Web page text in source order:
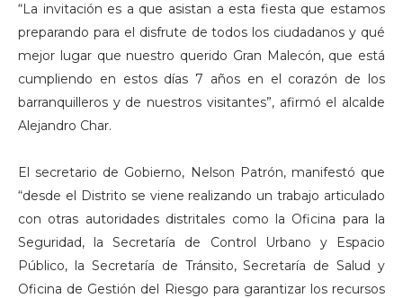
“La invitación es a que asistan a esta fiesta que estamos
preparando para el disfrute de todos los ciudadanos y qué
mejor lugar que nuestro querido Gran Malecón, que está
cumpliendo en estos días 7 años en el corazón de los
barranquilleros y de nuestros visitantes”, afirmó el alcalde
Alejandro Char.
El secretario de Gobierno, Nelson Patrón, manifestó que
“desde el Distrito se viene realizando un trabajo articulado
con otras autoridades distritales como la Oficina para la
Seguridad, la Secretaría de Control Urbano y Espacio
Público, la Secretaría de Tránsito, Secretaría de Salud y
Oficina de Gestión del Riesgo para garantizar los recursos